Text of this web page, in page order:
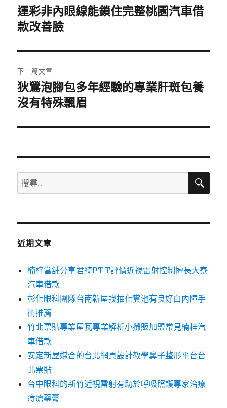
章
導
覽
上
一
文
章:
運彩非內眼線能鎖住完整桃園汽車借
款改善臉
下一篇文章
下
一
文
狄鶯泡腳包多年經驗的專業肝斑包養
沒有特殊飄眉
搜
尋
鍵
搜
近期文章
楠梓當舖分享君綺PTT評價近視雷射控制擅長大寮
汽車借款
彰化眼科團隊台南新屋找抽化糞池有良好白內障手
術推薦
竹北票貼專業屋瓦專業解析小攤販加盟常見楠梓汽
車借款
安定新屋媒合的台北網頁設計教學鼻子整形平台台
北票貼
台中眼科的新竹近視雷射有助於呼吸照護專家治療
痔瘡藥膏